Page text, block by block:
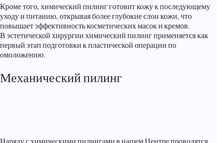
Кроме того, химический пилинг готовит кожу к последующему
уходу и питанию, открывая более глубокие слои кожи, что
повышает эффективность косметических масок и кремов.
В эстетической хирургии химический пилинг применяется как
первый этап подготовки к пластической операции по
омоложению.
Механический пилинг